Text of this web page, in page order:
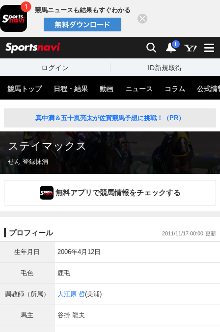
競馬ニュースも結果もすぐわかる
検索 通知
i
ログイン ID新規取得
競馬トップ 日程・結果 動画 ニュース コラム 公式情
真中満＆五十嵐亮太が佐賀競馬予想に挑戦！（PR）
ステイマックス
せん 登録抹消
無料アプリで競馬情報をチェックする
プロフィール 2011/11/17 00:00
生年月日 2006年4月12日
毛色 鹿毛
調教師（所属） 大江原 哲(美浦)
馬主 谷掛 龍夫